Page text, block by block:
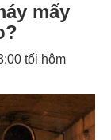
mấy
tối hôm